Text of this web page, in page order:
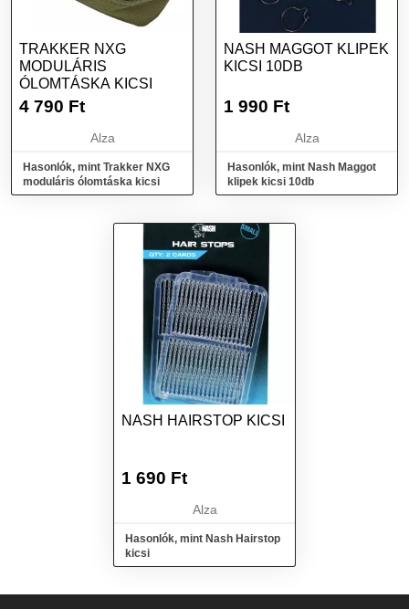
TRAKKER NXG
MODULÁRIS
ÓLOMTÁSKA KICSI
4 790 Ft
Alza
Hasonlók, mint Trakker NXG
moduláris ólomtáska kicsi
NASH MAGGOT KLIPEK
KICSI 10DB
1 990 Ft
Alza
Hasonlók, mint Nash Maggot
klipek kicsi 10db
NASH HAIRSTOP KICSI
1 690 Ft
Alza
Hasonlók, mint Nash Hairstop
kicsi